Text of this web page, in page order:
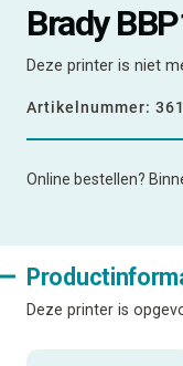
Brady
Deze printer is niet
Artikelnummer:
Online bestellen?
Deze printer is